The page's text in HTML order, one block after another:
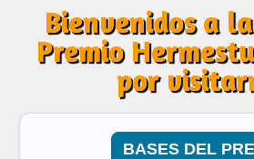
ENTREGA DEL
GANADORES DEL
Bienvenidos a
Premio
por
BASES DEL